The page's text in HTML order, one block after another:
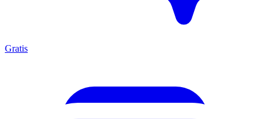
Gratis